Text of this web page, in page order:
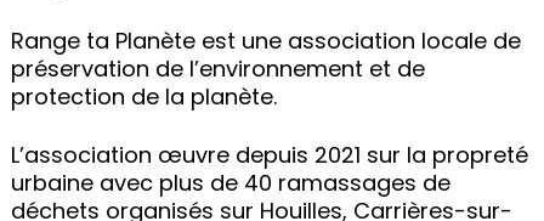
Range ta Planète est une association locale de
préservation de l’environnement et de
protection de la planète.
L’association œuvre depuis 2021 sur la propreté
urbaine avec plus de 40 ramassages de
déchets organisés sur Houilles, Carrières-sur-